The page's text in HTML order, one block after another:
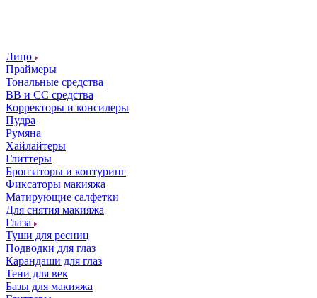
Лицо
Праймеры
Тональные средства
ВВ и СС средства
Корректоры и консилеры
Пудра
Румяна
Хайлайтеры
Глиттеры
Бронзаторы и контуринг
Фиксаторы макияжа
Матирующие салфетки
Для снятия макияжа
Глаза
Туши для ресниц
Подводки для глаз
Карандаши для глаз
Тени для век
Базы для макияжа